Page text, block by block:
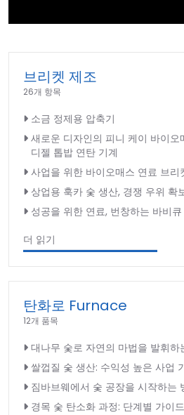
브리켓 제조
26개 항목
소금 정제용 압축기
새로운 디자인의 피니 케이 바이
디젤 톱밥 연탄 기계
사업을 위한 바이오매스 연료 브리
상업용 훅카 숯 생산, 경쟁 우위 확
성공을 위한 연료, 번창하는 바비
더 읽기
탄화로 Furnace
12개 품목
대나무 숯로 자연의 마법을 발휘하
쌀껍질 숯 생산: 수익성 높은 사업
짐바브웨에서 숯 공장을 시작하는
경목 숯 탄소화 과정: 단계별 가이드